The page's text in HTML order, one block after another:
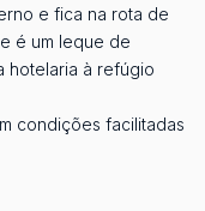
e fica na rota de
é um leque de
hotelaria à refúgio
condições facilitadas